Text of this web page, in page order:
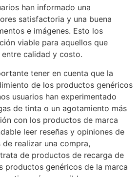
han informado una
satisfactoria y una buena
e imágenes. Esto los
viable para aquellos que
calidad y costo.
tener en cuenta que la
de los productos genéricos
usuarios han experimentado
de tinta o un agotamiento más
con los productos de marca
leer reseñas y opiniones de
realizar una compra,
de productos de recarga de
productos genéricos de la marca